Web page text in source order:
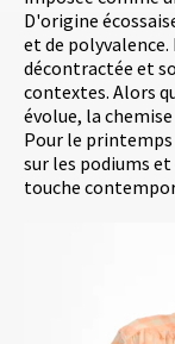
D'origine
et de
décontractée et
contextes. Alors
évolue, la
Pour le
sur les podiums et
touche